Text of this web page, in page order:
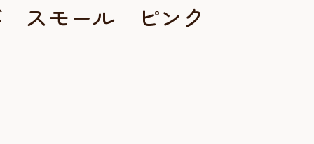
スモール ピンク